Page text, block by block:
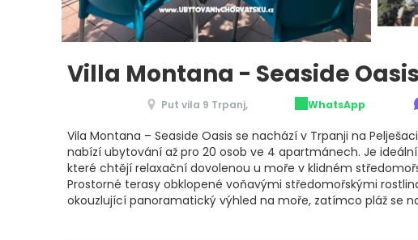
Villa Montana - Seaside Oasis
Put vila 9 Trpanj, WhatsApp
Vila Montana – Seaside Oasis se nachází v Trpanji na
nabízí ubytování až pro 20 osob ve 4 apartmánech. Je
které chtějí relaxační dovolenou u moře v klidném
Prostorné terasy obklopené voňavými středomořskými
okouzlující panoramatický výhled na moře, zatímco pláž se